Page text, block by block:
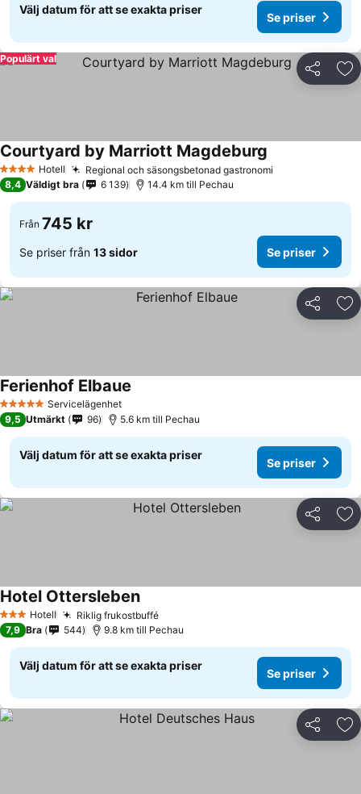
Välj datum för att se exakta priser
Se priser
Dela
Populärt val
4 StjärnorHotell Regional och säsongsbetonad gastronomi
Courtyard by Marriott Magdeburg
8,4 Väldigt bra 6 139 14.4 km till Pechau
Från 745 kr
Se priser från 13 sidor Se priser
Dela
5 Stjärnor Servicelägenhet
Ferienhof Elbaue
9,5 Utmärkt 96 5.6 km till Pechau
Välj datum för att se exakta priser
Se priser
Dela
3 StjärnorHotell Riklig frukostbufféSe priser
Hotel OtterslebenSe priser
7,9 Bra 544 9.8 km till Pechau
Välj datum för att se exakta priser
Se priser
Dela